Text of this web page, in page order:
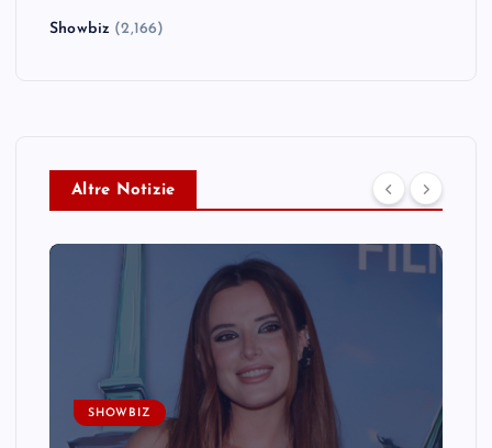
Showbiz (2,166)
Altre Notizie
SHOWBIZ